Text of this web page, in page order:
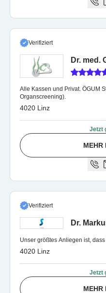
Verifiziert
Dr. med.
Alle Kassen und Privat. ÖGUM
Organscreening).
4020 Linz
Jetzt
MEHR
Verifiziert
Dr.
Unser größtes Anliegen ist,
4020 Linz
Jetzt
MEHR